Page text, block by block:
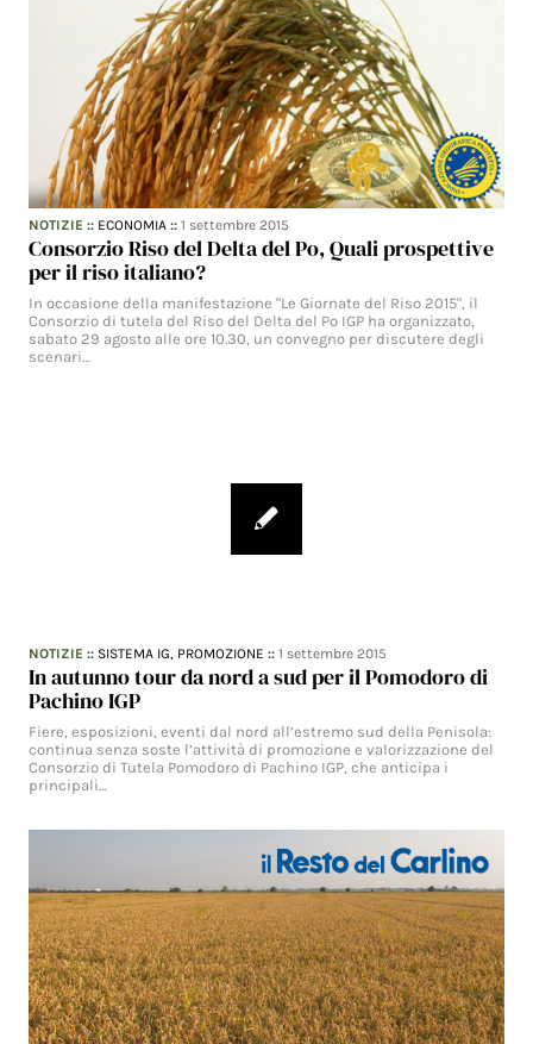
NOTIZIE :: ECONOMIA ::1 settembre 2015
Consorzio Riso del Delta del Po, Quali prospettive
per il riso italiano?
In occasione della manifestazione "Le Giornate del Riso 2015", il
Consorzio di tutela del Riso del Delta del Po IGP ha organizzato,
sabato 29 agosto alle ore 10.30, un convegno per discutere degli
scenari…
NOTIZIE :: SISTEMA IG, PROMOZIONE ::1 settembre 2015
In autunno tour da nord a sud per il Pomodoro di
Pachino IGP
Fiere, esposizioni, eventi dal nord all’estremo sud della Penisola:
continua senza soste l’attività di promozione e valorizzazione del
Consorzio di Tutela Pomodoro di Pachino IGP, che anticipa i
principali…